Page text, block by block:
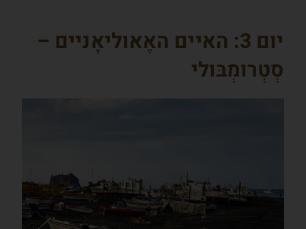
יום 3:
האיים האֶאוליאָניים –
סְטְרומְבּולי